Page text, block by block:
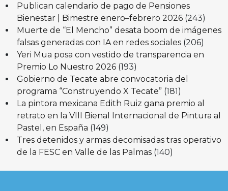
Publican calendario de pago de Pensiones
Bienestar | Bimestre enero–febrero 2026 (243)
Muerte de “El Mencho” desata boom de imágenes
falsas generadas con IA en redes sociales (206)
Yeri Mua posa con vestido de transparencia en
Premio Lo Nuestro 2026 (193)
Gobierno de Tecate abre convocatoria del
programa “Construyendo X Tecate” (181)
La pintora mexicana Edith Ruiz gana premio al
retrato en la VIII Bienal Internacional de Pintura al
Pastel, en España (149)
Tres detenidos y armas decomisadas tras operativo
de la FESC en Valle de las Palmas (140)